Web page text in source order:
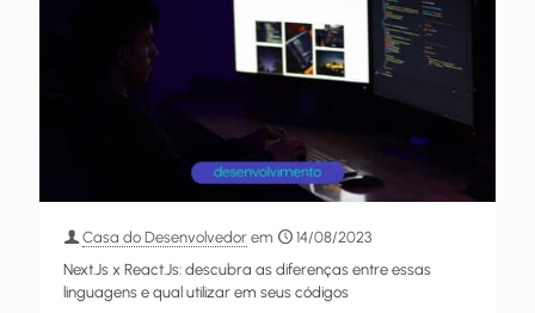
Casa do Desenvolvedor em
14/08/2023
Next.Js x React.Js: descubra as diferenças entre essas
linguagens e qual utilizar em seus códigos